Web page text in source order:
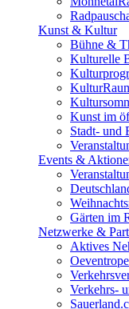
Kunst & Kultur
Bühne &
Kulturelle
Kunst im
Stadt- und
Events &
Gärten im
Netzwerke &
Aktives
Verkehrs-